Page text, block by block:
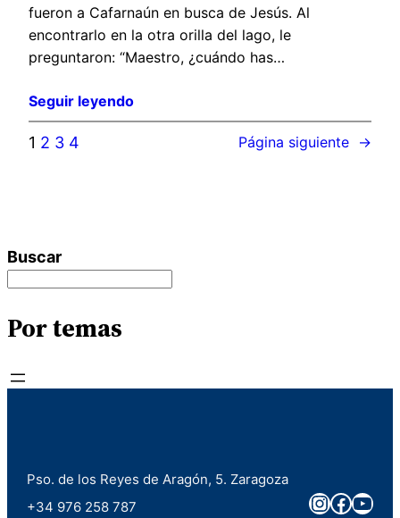
fueron a Cafarnaún en busca de Jesús. Al
encontrarlo en la otra orilla del lago, le
preguntaron: “Maestro, ¿cuándo has…
Seguir leyendo
1 2 3 4 Página siguiente →
Buscar
Por temas
Pso. de los Reyes de Aragón, 5. Zaragoza
+34 976 258 787